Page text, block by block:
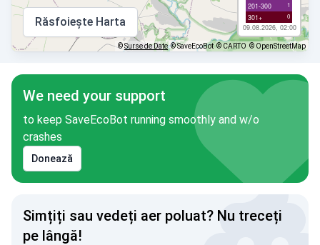
201-300 1
301+ 0
09.08.2026, 02:00
Răsfoiește Harta
©Surse de Date © SaveEcoBot © CARTO © OpenStreetMap
We need your support
to keep SaveEcoBot running smoothly and w/o
crashes
Donează
Simțiți sau vedeți aer poluat? Nu treceți
pe lângă!